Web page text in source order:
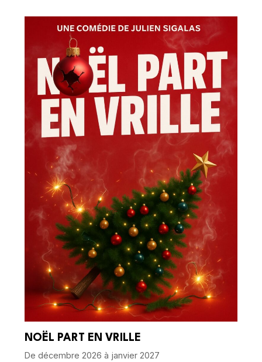
NOËL PART EN VRILLE
De décembre 2026 à janvier 2027